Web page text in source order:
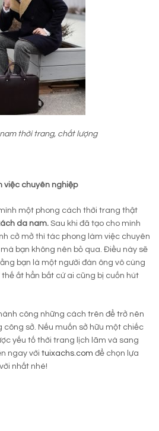
thời trang, chất lượng
việc chuyên nghiệp
một phong cách thời trang thật
da nam. Sau khi đã tạo cho mình
cở mở thì tác phong làm việc chuyên
bạn không nên bỏ qua. Điều này sẽ
bạn là một người đàn ông vô cùng
ắt hẳn bất cứ ai cũng bị cuốn hút
công những cách trên để trở nên
sở. Nếu muốn sở hữu một chiếc
yếu tố thời trang lịch lãm và sang
ngay với tuixachs.com để chọn lựa
nhất nhé!